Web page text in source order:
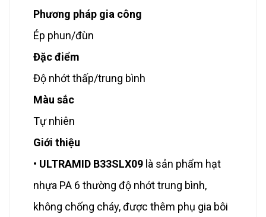
Phương pháp gia công
Ép phun/đùn
Đặc điểm
Độ nhớt thấp/trung bình
Màu sắc
Tự nhiên
Giới thiệu
• ULTRAMID B33SLX09 là sản phẩm hạt
nhựa PA 6 thường độ nhớt trung bình,
không chống cháy, được thêm phụ gia bôi